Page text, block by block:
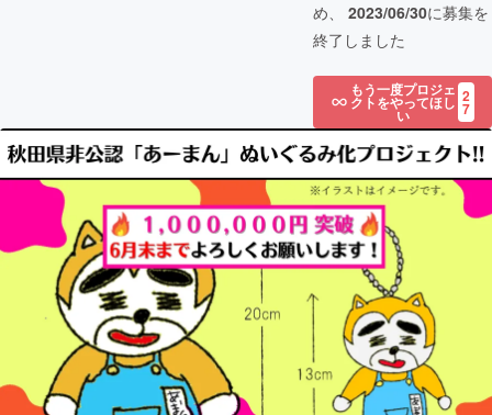
め、 2023/06/30に募集を
終了しました
もう一度プロジェ
クトをやってほし
い
2
7